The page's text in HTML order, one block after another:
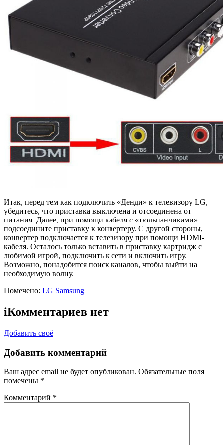
Итак, перед тем как подключить «Денди» к телевизору LG,
убедитесь, что приставка выключена и отсоединена от
питания. Далее, при помощи кабеля с «тюльпанчиками»
подсоедините приставку к конвертеру. С другой стороны,
конвертер подключается к телевизору при помощи HDMI-
кабеля. Осталось только вставить в приставку картридж с
любимой игрой, подключить к сети и включить игру.
Возможно, понадобится поиск каналов, чтобы выйти на
необходимую волну.
Помечено: LG Samsung
iКомментариев нет
Добавить своё
Добавить комментарий
Ваш адрес email не будет опубликован. Обязательные поля
помечены *
Комментарий *